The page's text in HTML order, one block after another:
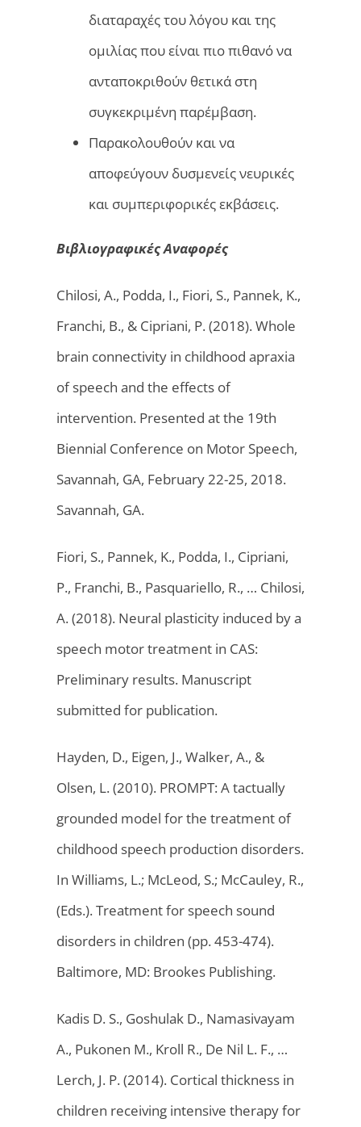
διαταραχές του λόγου και της
ομιλίας που είναι πιο πιθανό να
ανταποκριθούν θετικά στη
συγκεκριμένη παρέμβαση.
Παρακολουθούν και να
αποφεύγουν δυσμενείς νευρικές
και συμπεριφορικές εκβάσεις.
Βιβλιογραφικές Αναφορές
Chilosi, A., Podda, I., Fiori, S., Pannek, K.,
Franchi, B., & Cipriani, P. (2018). Whole
brain connectivity in childhood apraxia
of speech and the effects of
intervention. Presented at the 19th
Biennial Conference on Motor Speech,
Savannah, GA, February 22-25, 2018.
Savannah, GA.
Fiori, S., Pannek, K., Podda, I., Cipriani,
P., Franchi, B., Pasquariello, R., … Chilosi,
A. (2018). Neural plasticity induced by a
speech motor treatment in CAS:
Preliminary results. Manuscript
submitted for publication.
Hayden, D., Eigen, J., Walker, A., &
Olsen, L. (2010). PROMPT: A tactually
grounded model for the treatment of
childhood speech production disorders.
In Williams, L.; McLeod, S.; McCauley, R.,
(Eds.). Treatment for speech sound
disorders in children (pp. 453-474).
Baltimore, MD: Brookes Publishing.
Kadis D. S., Goshulak D., Namasivayam
A., Pukonen M., Kroll R., De Nil L. F., …
Lerch, J. P. (2014). Cortical thickness in
children receiving intensive therapy for